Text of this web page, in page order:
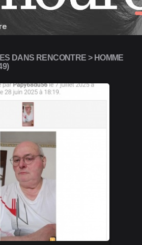
DANS RENCONTRE > HOMME